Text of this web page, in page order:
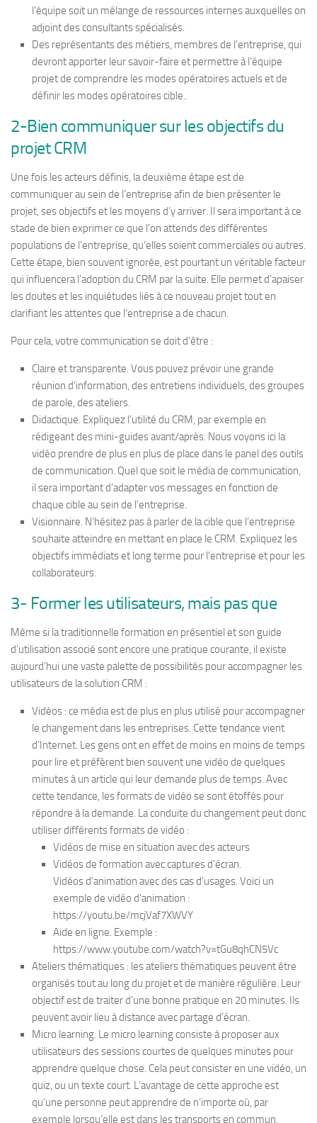
l’équipe soit un mélange de ressources internes auxquelles on
adjoint des consultants spécialisés.
Des représentants des métiers, membres de l’entreprise, qui
devront apporter leur savoir-faire et permettre à l’équipe
projet de comprendre les modes opératoires actuels et de
définir les modes opératoires cible..
2-Bien communiquer sur les objectifs du
projet CRM
Une fois les acteurs définis, la deuxième étape est de
communiquer au sein de l’entreprise afin de bien présenter le
projet, ses objectifs et les moyens d’y arriver. Il sera important à ce
stade de bien exprimer ce que l’on attends des différentes
populations de l’entreprise, qu’elles soient commerciales ou autres.
Cette étape, bien souvent ignorée, est pourtant un véritable facteur
qui influencera l’adoption du CRM par la suite. Elle permet d’apaiser
les doutes et les inquiétudes liés à ce nouveau projet tout en
clarifiant les attentes que l’entreprise a de chacun.
Pour cela, votre communication se doit d’être :
Claire et transparente. Vous pouvez prévoir une grande
réunion d’information, des entretiens individuels, des groupes
de parole, des ateliers.
Didactique. Expliquez l’utilité du CRM, par exemple en
rédigeant des mini-guides avant/après. Nous voyons ici la
vidéo prendre de plus en plus de place dans le panel des outils
de communication. Quel que soit le média de communication,
il sera important d’adapter vos messages en fonction de
chaque cible au sein de l’entreprise.
Visionnaire. N’hésitez pas à parler de la cible que l’entreprise
souhaite atteindre en mettant en place le CRM. Expliquez les
objectifs immédiats et long terme pour l’entreprise et pour les
collaborateurs.
3- Former les utilisateurs, mais pas que
Même si la traditionnelle formation en présentiel et son guide
d’utilisation associé sont encore une pratique courante, il existe
aujourd’hui une vaste palette de possibilités pour accompagner les
utilisateurs de la solution CRM :
Vidéos : ce média est de plus en plus utilisé pour accompagner
le changement dans les entreprises. Cette tendance vient
d’Internet. Les gens ont en effet de moins en moins de temps
pour lire et préfèrent bien souvent une vidéo de quelques
minutes à un article qui leur demande plus de temps. Avec
cette tendance, les formats de vidéo se sont étoffés pour
répondre à la demande. La conduite du changement peut donc
utiliser différents formats de vidéo :
Vidéos de mise en situation avec des acteurs
Vidéos de formation avec captures d’écran.
Vidéos d’animation avec des cas d’usages. Voici un
exemple de vidéo d’animation :
https://youtu.be/mcjVaf7XWVY
Aide en ligne. Exemple :
https://www.youtube.com/watch?v=tGu8qhCN5Vc
Ateliers thématiques : les ateliers thématiques peuvent être
organisés tout au long du projet et de manière régulière. Leur
objectif est de traiter d’une bonne pratique en 20 minutes. Ils
peuvent avoir lieu à distance avec partage d’écran.
Micro learning. Le micro learning consiste à proposer aux
utilisateurs des sessions courtes de quelques minutes pour
apprendre quelque chose. Cela peut consister en une vidéo, un
quiz, ou un texte court. L’avantage de cette approche est
qu’une personne peut apprendre de n’importe où, par
exemple lorsqu’elle est dans les transports en commun.